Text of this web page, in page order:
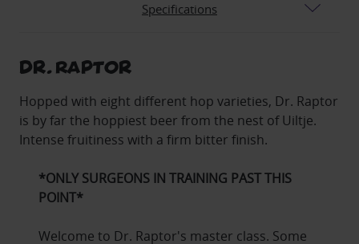
Specifications
Dr. Raptor
Hopped with eight different hop varieties, Dr. Raptor
is by far the hoppiest beer from the nest of Uiltje.
Intense fruitiness with a firm bitter finish.
*ONLY SURGEONS IN TRAINING PAST THIS
POINT*
Welcome to Dr. Raptor's master class. Some